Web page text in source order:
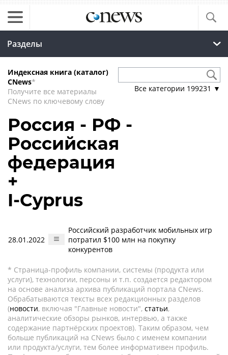
Разделы
Индексная книга (каталог)
CNews*
Получите все материалы
CNews по ключевому слову
Все категории 199231 ▼
Россия - РФ -
Российская
федерация
+
I-Cyprus
28.01.2022
Российский разработчик мобильных игр
потратил $100 млн на покупку
конкурентов
* Страница-профиль компании, системы (продукта или
услуги), технологии, персоны и т.п. создается редактором
на основе анализа архива публикаций портала CNews.
Обрабатываются тексты всех редакционных разделов
(новости, включая "Главные новости", статьи,
аналитические обзоры рынков, интервью, а также
содержание партнёрских проектов). Таким образом, чем
больше публикаций на CNews было с именем компании
или продукта/услуги, тем более информативен профиль.